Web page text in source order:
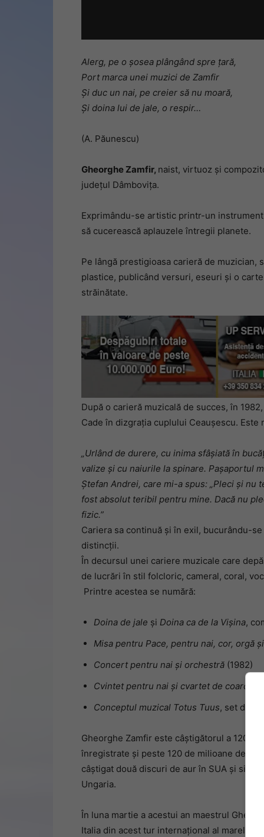
Alerg, pe o șosea plângând spre țară,
Port marca unei muzici de Zamfir
Și duc un nai, pe creier să nu moară,
Și doina lui de jale, o respir…
(A. Păunescu)
Gheorghe Zamfir, naist, virtuoz și
județul Dâmbovița.
Exprimându-se artistic printr-un
să cucerească aplauzele întregii planete.
Pe lângă prestigioasa carieră de
plastice, publicând versuri, eseuri și o
străinătate.
După o carieră muzicală de succes, în
Cade în dizgrația cuplului Ceaușescu. Este
„Urlând de durere, cu inima sfâșiată în
valize și cu naiurile la spinare. Pașaportul
Ștefan Andrei, care mi-a spus: „Pleci și nu
fost absolut teribil pentru mine. Dacă nu
fizic.”
Cariera sa continuă și în exil, bucurându-
distincții.
În decursul unei cariere muzicale care
de lucrări în stil folcloric, cameral, coral,
Printre acestea se numără:
Doina de jale și Doina ca de la Vișina,
Misa pentru Pace, pentru nai, cor, orgă
Concert pentru nai și orchestră (1982)
Cvintet pentru nai și cvartet de coarde
Conceptul muzical Totus Tuus, set de
Gheorghe Zamfir este câștigătorul a 120
înregistrate și peste 120 de milioane de
câștigat două discuri de aur în SUA și
Ungaria.
În luna martie a acestui an maestrul
Italia din acest tur internațional al marelui